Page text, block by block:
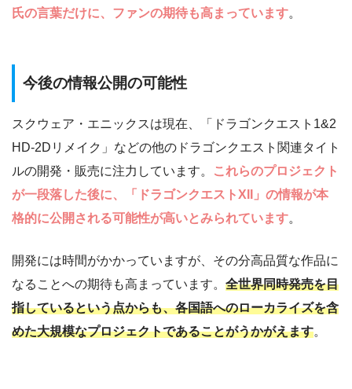
氏の言葉だけに、ファンの期待も高まっています。
今後の情報公開の可能性
スクウェア・エニックスは現在、「ドラゴンクエスト1&2
HD-2Dリメイク」などの他のドラゴンクエスト関連タイト
ルの開発・販売に注力しています。
これらのプロジェクト
が一段落した後に、「ドラゴンクエストXII」の情報が本
格的に公開される可能性が高いとみられています。
開発には時間がかかっていますが、その分高品質な作品に
なることへの期待も高まっています。 全世界同時発売を目
指しているという点からも、各国語へのローカライズを含
めた大規模なプロジェクトであることがうかがえます。